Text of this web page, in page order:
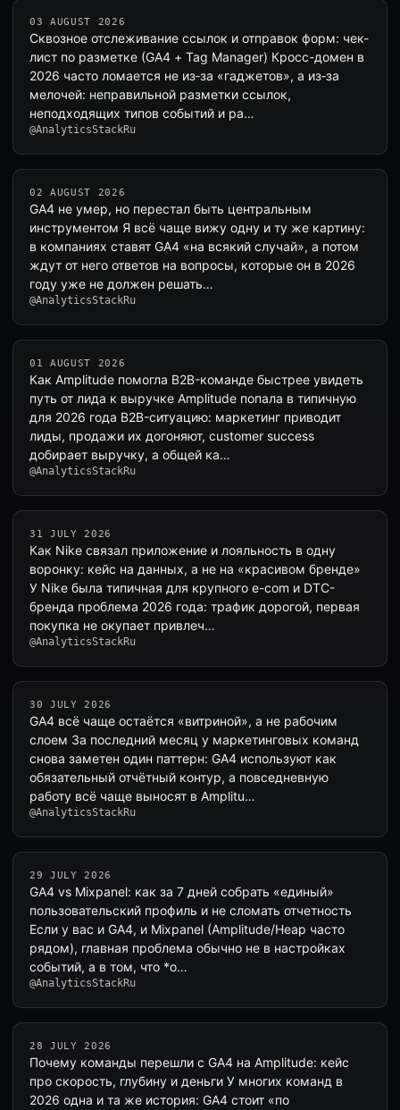
03 AUGUST 2026
Сквозное отслеживание ссылок и отправок форм: чек-
лист по разметке (GA4 + Tag Manager) Кросс-домен в
2026 часто ломается не из‑за «гаджетов», а из‑за
мелочей: неправильной разметки ссылок,
неподходящих типов событий и ра…
@AnalyticsStackRu
02 AUGUST 2026
GA4 не умер, но перестал быть центральным
инструментом Я всё чаще вижу одну и ту же картину:
в компаниях ставят GA4 «на всякий случай», а потом
ждут от него ответов на вопросы, которые он в 2026
году уже не должен решать…
@AnalyticsStackRu
01 AUGUST 2026
Как Amplitude помогла B2B-команде быстрее увидеть
путь от лида к выручке Amplitude попала в типичную
для 2026 года B2B-ситуацию: маркетинг приводит
лиды, продажи их догоняют, customer success
добирает выручку, а общей ка…
@AnalyticsStackRu
31 JULY 2026
Как Nike связал приложение и лояльность в одну
воронку: кейс на данных, а не на «красивом бренде»
У Nike была типичная для крупного e-com и DTC-
бренда проблема 2026 года: трафик дорогой, первая
покупка не окупает привлеч…
@AnalyticsStackRu
30 JULY 2026
GA4 всё чаще остаётся «витриной», а не рабочим
слоем За последний месяц у маркетинговых команд
снова заметен один паттерн: GA4 используют как
обязательный отчётный контур, а повседневную
работу всё чаще выносят в Amplitu…
@AnalyticsStackRu
29 JULY 2026
GA4 vs Mixpanel: как за 7 дней собрать «единый»
пользовательский профиль и не сломать отчетность
Если у вас и GA4, и Mixpanel (Amplitude/Heap часто
рядом), главная проблема обычно не в настройках
событий, а в том, что *о…
@AnalyticsStackRu
28 JULY 2026
Почему команды перешли с GA4 на Amplitude: кейс
про скорость, глубину и деньги У многих команд в
2026 одна и та же история: GA4 стоит «по